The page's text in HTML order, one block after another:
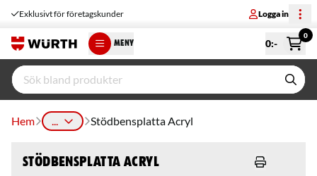
Exklusivt för företagskunder Logga in
MENY 0:-
0
Hem ... Stödbensplatta Acryl
Stödbensplatta Acryl